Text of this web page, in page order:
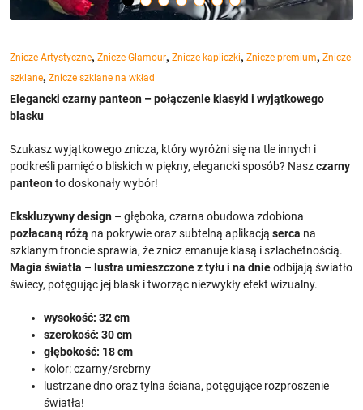
Znicze Artystyczne, Znicze Glamour, Znicze kapliczki, Znicze premium, Znicze
szklane, Znicze szklane na wkład
Elegancki czarny panteon – połączenie klasyki i wyjątkowego
blasku
Szukasz wyjątkowego znicza, który wyróżni się na tle innych i
podkreśli pamięć o bliskich w piękny, elegancki sposób? Naszczarny
panteonto doskonały wybór!
Ekskluzywny design – głęboka, czarna obudowa zdobiona
pozłacaną różą na pokrywie oraz subtelną aplikacją serca na
szklanym froncie sprawia, że znicz emanuje klasą i szlachetnością.
Magia światła – lustra umieszczone z tyłu i na dnieodbijają światło
świecy, potęgując jej blask i tworząc niezwykły efekt wizualny.
wysokość: 32 cm
szerokość: 30 cm
głębokość: 18 cm
kolor: czarny/srebrny
lustrzane dno oraz tylna ściana, potęgujące rozproszenie
światła!